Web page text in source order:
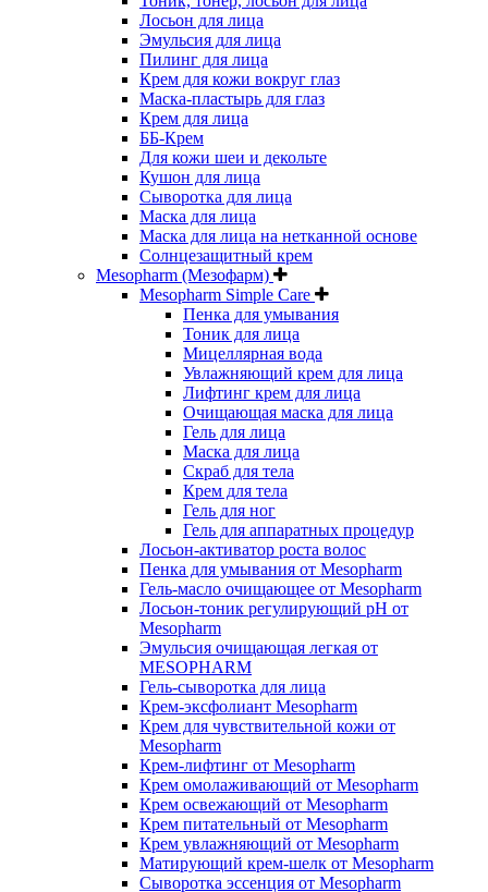
Лосьон для лица
Эмульсия для лица
Пилинг для лица
Крем для кожи вокруг глаз
Маска-пластырь для глаз
Крем для лица
ББ-Крем
Для кожи шеи и декольте
Кушон для лица
Сыворотка для лица
Маска для лица
Маска для лица на нетканной основе
Солнцезащитный крем
Mesopharm (Мезофарм)
Mesopharm Simple Care
Пенка для умывания
Тоник для лица
Мицеллярная вода
Увлажняющий крем для лица
Лифтинг крем для лица
Очищающая маска для лица
Гель для лица
Маска для лица
Скраб для тела
Крем для тела
Гель для ног
Гель для аппаратных процедур
Лосьон-активатор роста волос
Пенка для умывания от Mesopharm
Гель-масло очищающее от Mesopharm
Лосьон-тоник регулирующий рН от
Mesopharm
Эмульсия очищающая легкая от
MESOPHARM
Гель-сыворотка для лица
Крем-эксфолиант Mesopharm
Крем для чувствительной кожи от
Mesopharm
Крем-лифтинг от Mesopharm
Крем омолаживающий от Mesopharm
Крем освежающий от Mesopharm
Крем питательный от Mesopharm
Крем увлажняющий от Mesopharm
Матирующий крем-шелк от Mesopharm
Сыворотка эссенция от Mesopharm